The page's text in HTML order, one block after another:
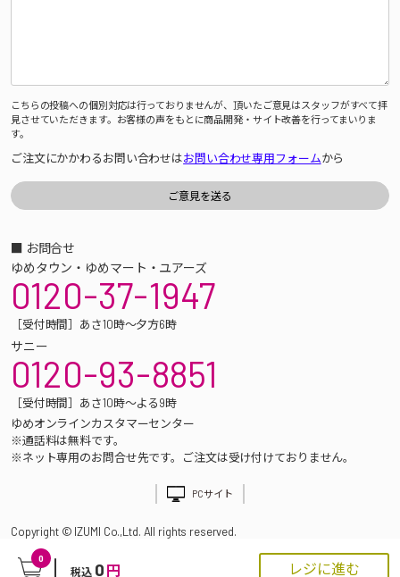
0
税込 0 円 レジに進む
こちらの投稿への個別対応は行っておりませんが、頂いたご意見はスタッフがすべて拝
見させていただきます。お客様の声をもとに商品開発・サイト改善を行ってまいりま
す。
ご注文にかかわるお問い合わせはお問い合わせ専用フォームから
■ お問合せ
ゆめタウン・ゆめマート・ユアーズ
0120-37-1947
［受付時間］あさ10時～夕方6時
サニー
0120-93-8851
［受付時間］あさ10時～よる9時
ゆめオンラインカスタマーセンター
※通話料は無料です。
※ネット専用のお問合せ先です。ご注文は受け付けておりません。
PCサイト
Copyright © IZUMI Co.,Ltd. All rights reserved.